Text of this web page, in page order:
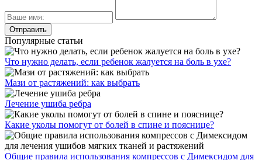
Популярные статьи
Что нужно делать, если ребенок жалуется на боль в ухе?
Мази от растяжений: как выбрать
Лечение ушиба ребра
Какие уколы помогут от болей в спине и пояснице?
Общие правила использования компрессов с Димексидом для